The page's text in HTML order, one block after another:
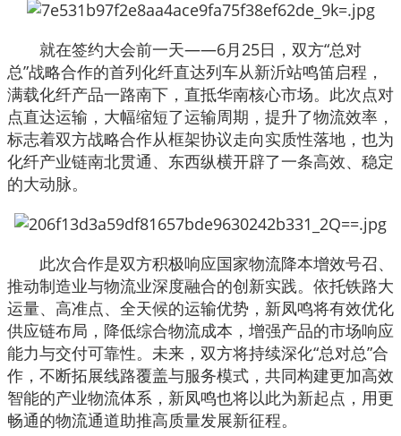
就在签约大会前一天——6月25日，双方“总对
总”战略合作的首列化纤直达列车从新沂站鸣笛启程，
满载化纤产品一路南下，直抵华南核心市场。此次点对
点直达运输，大幅缩短了运输周期，提升了物流效率，
标志着双方战略合作从框架协议走向实质性落地，也为
化纤产业链南北贯通、东西纵横开辟了一条高效、稳定
的大动脉。
此次合作是双方积极响应国家物流降本增效号召、
推动制造业与物流业深度融合的创新实践。依托铁路大
运量、高准点、全天候的运输优势，新凤鸣将有效优化
供应链布局，降低综合物流成本，增强产品的市场响应
能力与交付可靠性。未来，双方将持续深化“总对总”合
作，不断拓展线路覆盖与服务模式，共同构建更加高效
智能的产业物流体系，新凤鸣也将以此为新起点，用更
畅通的物流通道助推高质量发展新征程。